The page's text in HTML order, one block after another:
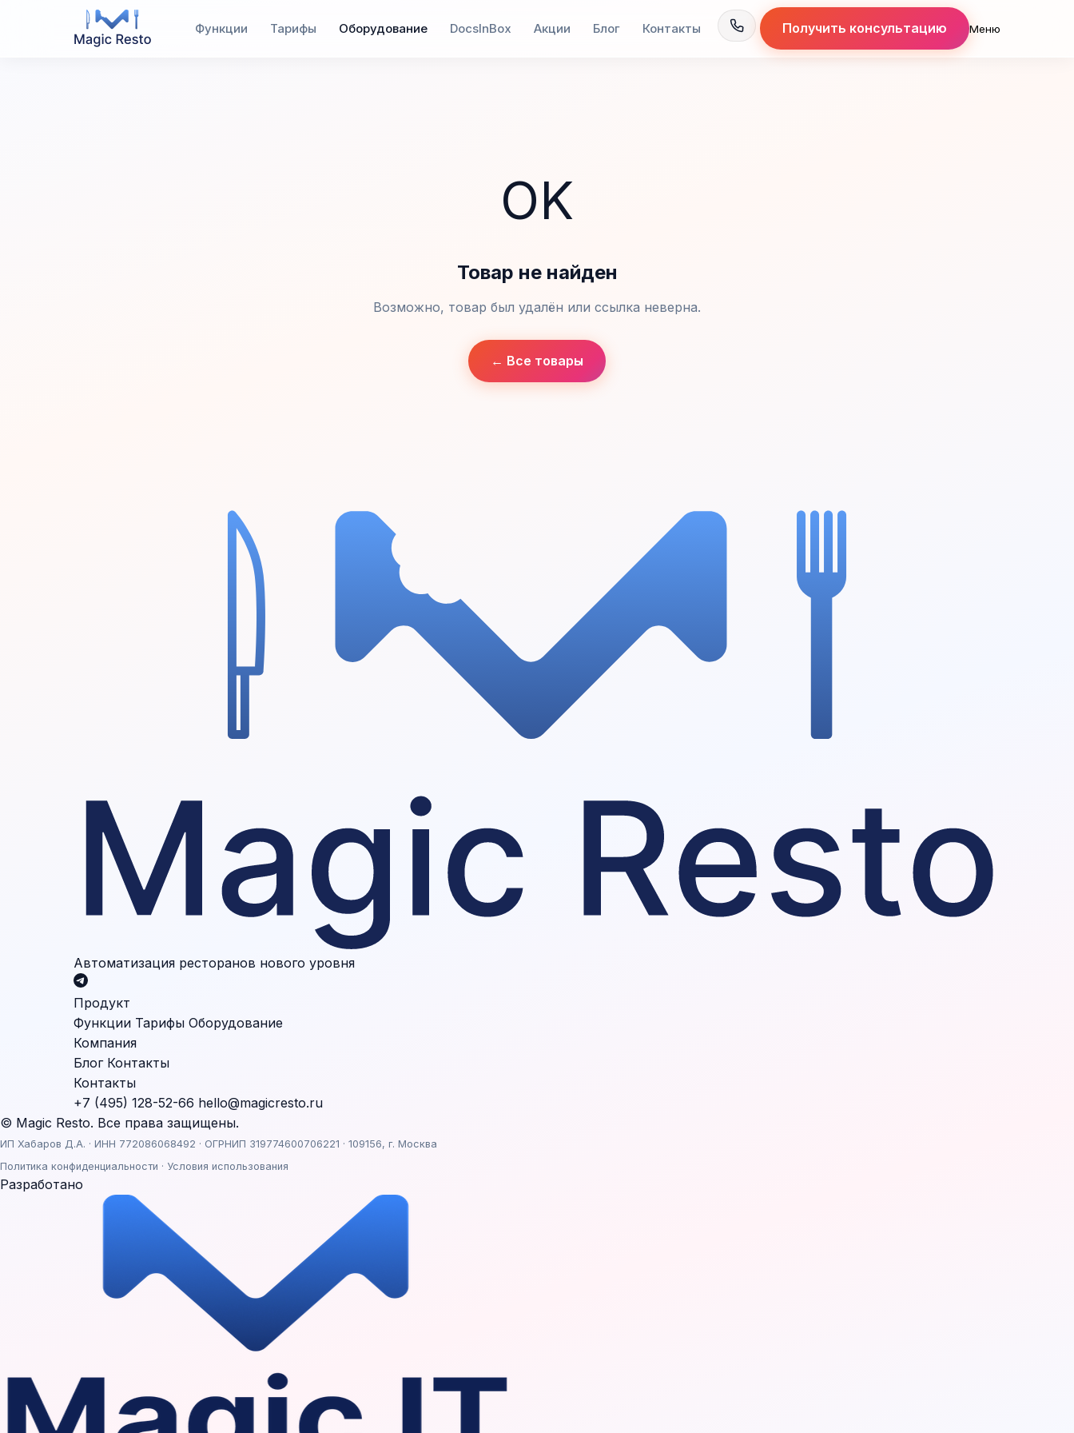
Функции Тарифы Оборудование DocsInBox Акции Блог Контакты Получить консультацию Меню
OK
Товар не найден
Возможно, товар был удалён или ссылка неверна.
← Все товары
Автоматизация ресторанов нового уровня
Продукт
Функции Тарифы Оборудование
Компания
Блог Контакты
Контакты
+7 (495) 128-52-66 hello@magicresto.ru
© Magic Resto. Все права защищены.
ИП Хабаров Д.А. · ИНН 772086068492 · ОГРНИП 319774600706221 · 109156, г. Москва
Политика конфиденциальности · Условия использования
Разработано